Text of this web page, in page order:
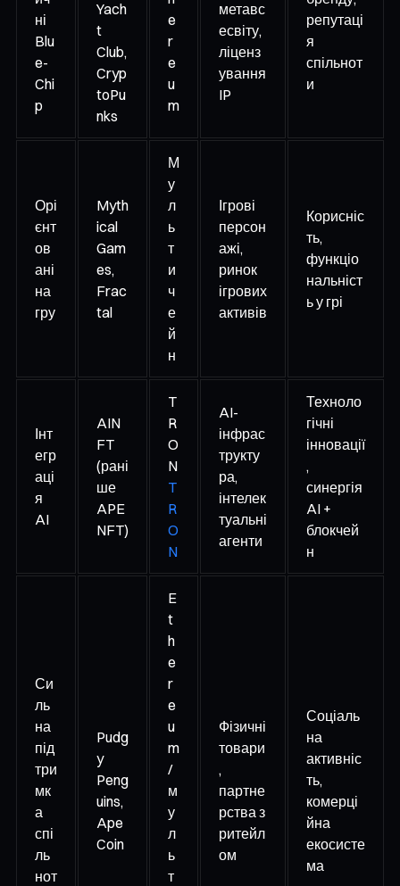
ні
Blu
e-
Chi
p
Yach
t
Club,
Cryp
toPu
nks
e
r
e
u
m
метавс
есвіту,
ліценз
ування
IP
репутаці
я
спільнот
и
Орі
єнт
ов
ані
на
гру
Myth
ical
Gam
es,
Frac
tal
М
у
л
ь
т
и
ч
е
й
н
Ігрові
персон
ажі,
ринок
ігрових
активів
Корисніс
ть,
функціо
нальніст
ь у грі
Інт
егр
аці
я
AI
AIN
FT
(рані
ше
APE
NFT)
T
R
O
N
T
R
O
N
AI-
інфрас
трукту
ра,
інтелек
туальні
агенти
Техноло
гічні
інновації
,
синергія
AI +
блокчей
н
Си
ль
на
під
три
мк
а
спі
ль
нот
Pudg
y
Peng
uins,
Ape
Coin
E
t
h
e
r
e
u
m
/
м
у
л
ь
т
Фізичні
товари
,
партне
рства з
ритейл
ом
Соціаль
на
активніс
ть,
комерці
йна
екосисте
ма